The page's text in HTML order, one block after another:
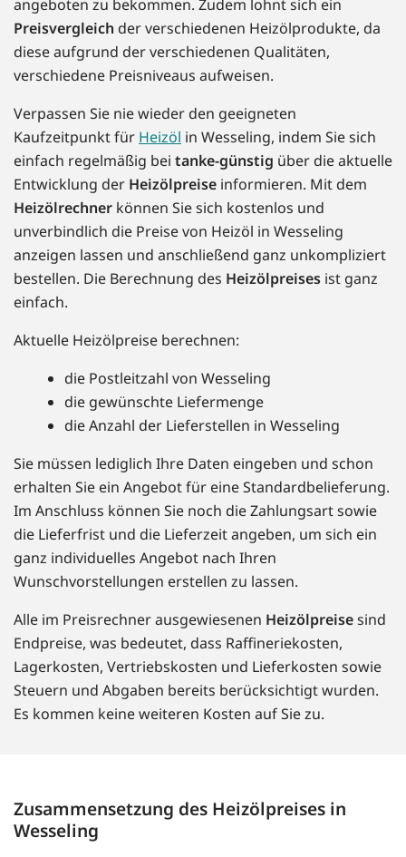
angeboten zu bekommen. Zudem lohnt sich ein
Preisvergleich der verschiedenen Heizölprodukte, da
diese aufgrund der verschiedenen Qualitäten,
verschiedene Preisniveaus aufweisen.
Verpassen Sie nie wieder den geeigneten
Kaufzeitpunkt für Heizöl in Wesseling, indem Sie sich
einfach regelmäßig bei tanke-günstig über die aktuelle
Entwicklung der Heizölpreise informieren. Mit dem
Heizölrechner können Sie sich kostenlos und
unverbindlich die Preise von Heizöl in Wesseling
anzeigen lassen und anschließend ganz unkompliziert
bestellen. Die Berechnung des Heizölpreises ist ganz
einfach.
Aktuelle Heizölpreise berechnen:
die Postleitzahl von Wesseling
die gewünschte Liefermenge
die Anzahl der Lieferstellen in Wesseling
Sie müssen lediglich Ihre Daten eingeben und schon
erhalten Sie ein Angebot für eine Standardbelieferung.
Im Anschluss können Sie noch die Zahlungsart sowie
die Lieferfrist und die Lieferzeit angeben, um sich ein
ganz individuelles Angebot nach Ihren
Wunschvorstellungen erstellen zu lassen.
Alle im Preisrechner ausgewiesenen Heizölpreisesind
Endpreise, was bedeutet, dass Raffineriekosten,
Lagerkosten, Vertriebskosten und Lieferkosten sowie
Steuern und Abgaben bereits berücksichtigt wurden.
Es kommen keine weiteren Kosten auf Sie zu.
Zusammensetzung des Heizölpreises in
Wesseling